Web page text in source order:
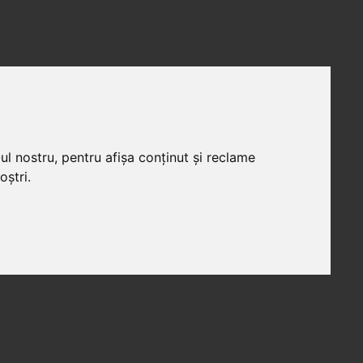
nostru, pentru afișa conținut și reclame